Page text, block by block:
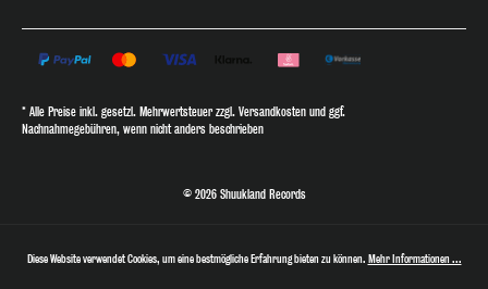
© 2026 Shuukland Records
* Alle Preise inkl. gesetzl. Mehrwertsteuer zzgl. Versandkosten und ggf.
Nachnahmegebühren, wenn nicht anders beschrieben
Diese Website verwendet Cookies, um eine bestmögliche Erfahrung bieten zu können. Mehr Informationen ...